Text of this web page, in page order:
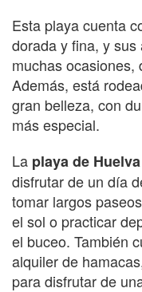
Esta playa cuenta
dorada y fina, y
muchas ocasiones,
Además, está
gran belleza, con
más especial.
La playa de Huelva
disfrutar de un día
tomar largos
el sol o practicar
el buceo. También
alquiler de
para disfrutar de